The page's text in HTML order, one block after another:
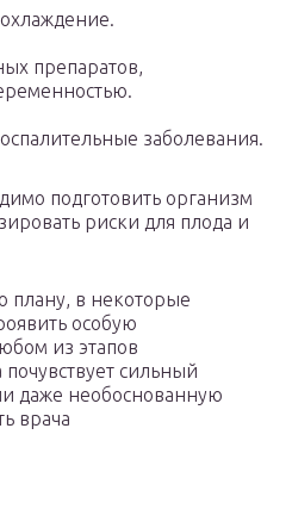
препаратов,
заболевания.
подготовить организм
риски для плода и
плану, в некоторые
особую
из этапов
сильный
даже необоснованную
врача